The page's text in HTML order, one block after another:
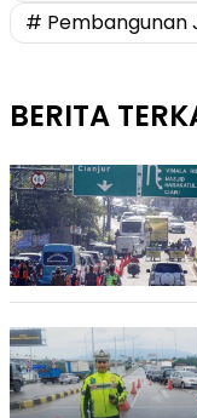
# Pembangunan
BERITA